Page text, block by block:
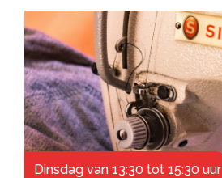
Dinsdag van 13:30 tot 15:30 uur